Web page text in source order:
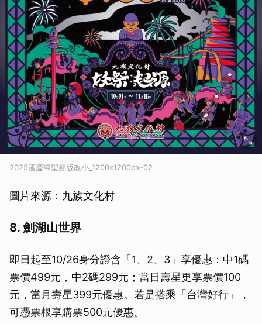
2025國慶萬聖節版改小_1200x1200px-02
圖片來源：九族文化村
8. 劍湖山世界
即日起至10/26身分證含「1、2、3」享優惠：中1碼
票價499元，中2碼299元；當日壽星更享票價100
元，當月壽星399元優惠。若是搭乘「台灣好行」，
可憑票根享購票500元優惠。